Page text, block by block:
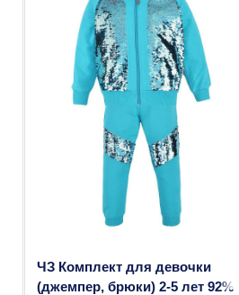
ЧЗ Комплект для девочки
(джемпер, брюки) 2-5 лет 92%